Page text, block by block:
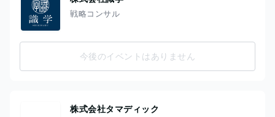
戦略コンサル
今後のイベントはありません
株式会社タマディック